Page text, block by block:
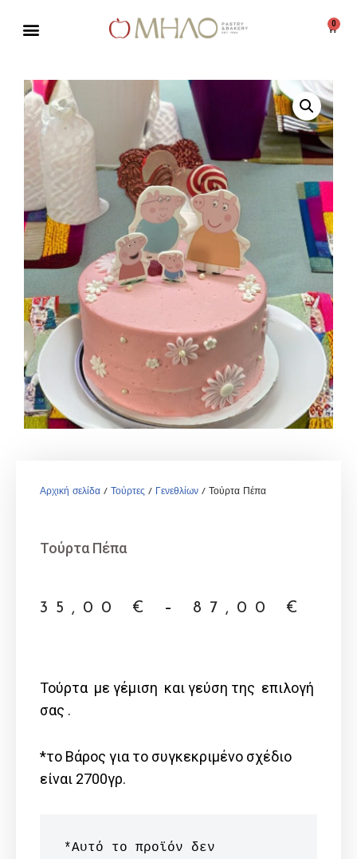
περιεχόμενο
0
Αρχική σελίδα / Τούρτες / Γενεθλίων / Τούρτα Πέπα
Τούρτα Πέπα
35,00 € – 87,00 €
Τούρτα με γέμιση και γεύση της επιλογή
σας .
*το Βάρος για το συγκεκριμένο σχέδιο
είναι 2700γρ.
*Αυτό το προϊόν δεν